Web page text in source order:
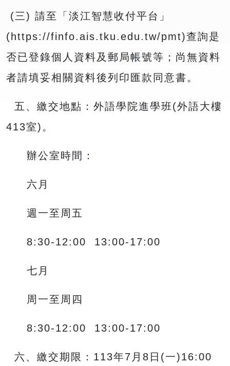
(三) 請至「淡江智慧收付平台」
(https://finfo.ais.tku.edu.tw/pmt)查詢是
否已登錄個人資料及郵局帳號等；尚無資料
者請填妥相關資料後列印匯款同意書。
五、繳交地點：外語學院進學班(外語大樓
413室)。
辦公室時間：
六月
週一至周五
8:30-12:00 13:00-17:00
七月
周一至周四
8:30-12:00 13:00-17:00
六、繳交期限：113年7月8日(一)16:00